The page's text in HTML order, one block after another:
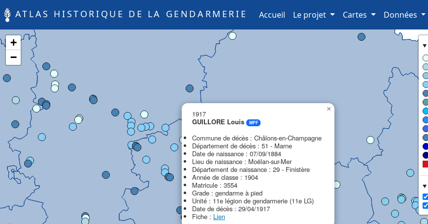
ATLAS HISTORIQUE DE LA GENDARMERIE Accueil (current)
Le projet Cartes Données
1917
GUILLORE Louis
MPF
Commune de décès : Châlons-en-Champagne
Département de décès : 51 - Marne
Date de naissance : 07/09/1884
Lieu de naissance : Moëlan-sur-Mer
Département de naissance : 29 - Finistère
Année de classe : 1904
Matricule : 3554
Grade : gendarme à pied
Unité : 11e légion de gendarmerie (11e LG)
Date de décès : 29/04/1917
Fiche : Lien
×
+
−